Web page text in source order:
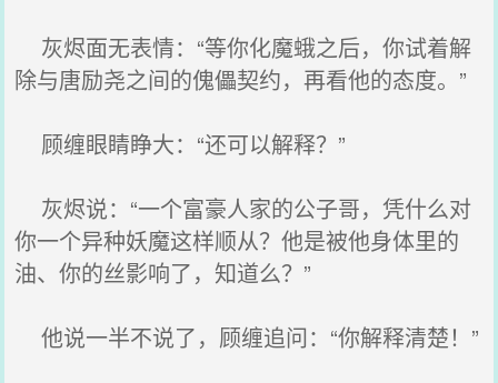
灰烬面无表情：“等你化魔蛾之后，你试着解
除与唐励尧之间的傀儡契约，再看他的态度。”
顾缠眼睛睁大：“还可以解释？”
灰烬说：“一个富豪人家的公子哥，凭什么对
你一个异种妖魔这样顺从？他是被他身体里的
油、你的丝影响了，知道么？”
他说一半不说了，顾缠追问：“你解释清楚！”